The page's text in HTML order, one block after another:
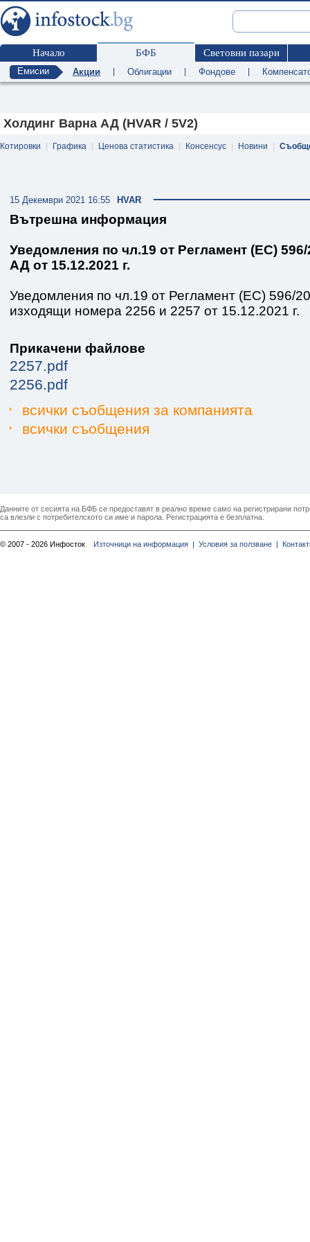
Начало БФБ Световни пазари
Емисии Акции Облигации Фондове
Холдинг Варна АД (HVAR / 5V2)
Котировки Графика Ценова статистика Консенсус Новини
HVAR
15 Декември 2021 16:55
Вътрешна информация
Уведомления по чл.19 от Регламент (ЕС)
АД от 15.12.2021 г.
Уведомления по чл.19 от Регламент (ЕС) 596/
изходящи номера 2256 и 2257 от 15.12.2021 г.
Прикачени файлове
2257.pdf
2256.pdf
всички съобщения за компанията
всички съобщения
Данните от сесията на БФБ се предоставят в реално време само на регистрирани
са влезли с потребителското си име и парола. Регистрацията е безплатна.
© 2007 - 2026 Инфосток Източници на информация | Условия за ползване |